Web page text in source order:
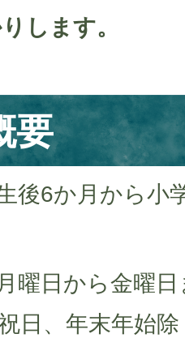
します。
要
後6か月から小
曜日から金曜
日、年末年始